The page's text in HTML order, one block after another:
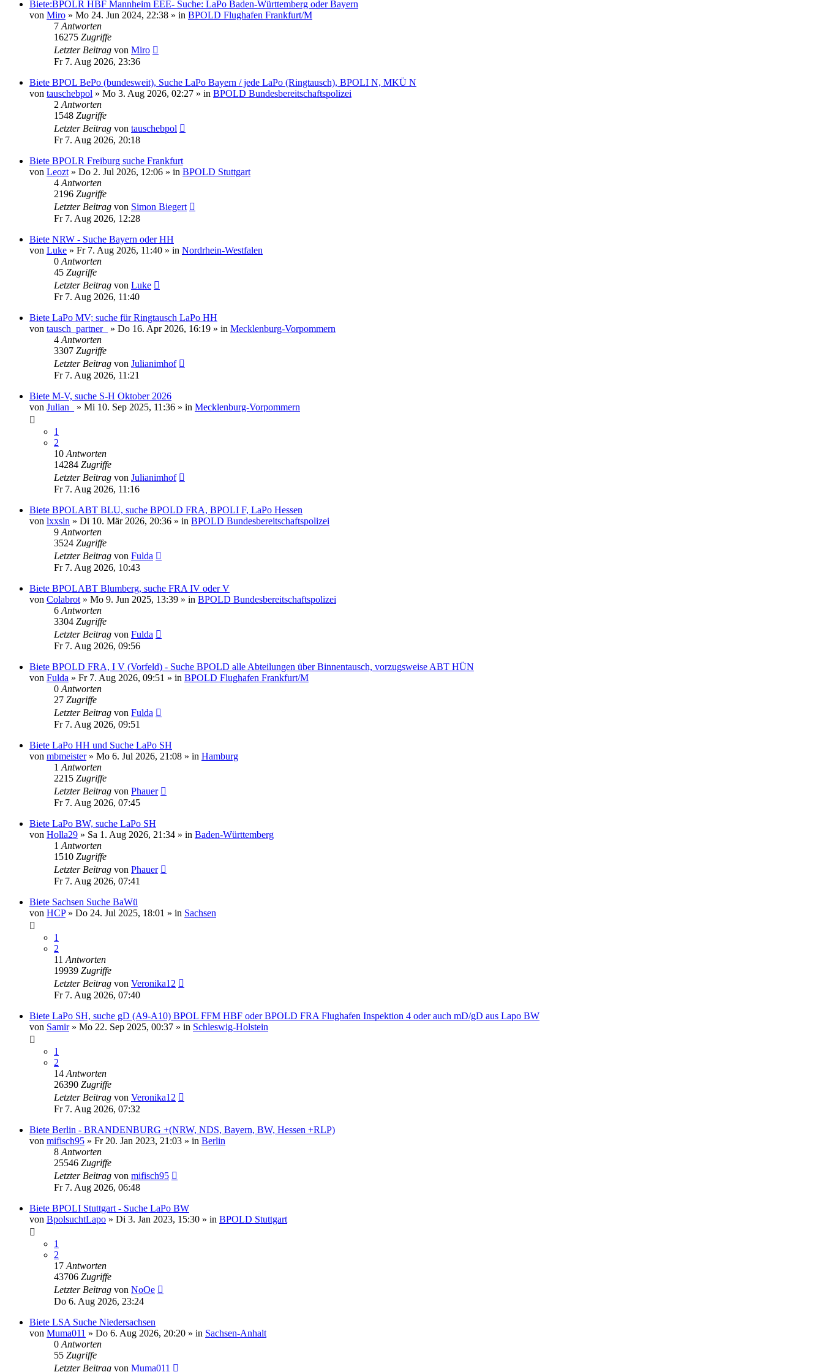
Biete:BPOLR HBF Mannheim EEE- Suche: LaPo Baden-Württemberg oder Bayern
von Miro » Mo 24. Jun 2024, 22:38 » in BPOLD Flughafen Frankfurt/M
7 Antworten
16275 Zugriffe
Letzter Beitrag von Miro
Fr 7. Aug 2026, 23:36
Biete BPOL BePo (bundesweit), Suche LaPo Bayern / jede LaPo (Ringtausch), BPOLI N, MKÜ N
von tauschebpol » Mo 3. Aug 2026, 02:27 » in BPOLD Bundesbereitschaftspolizei
2 Antworten
1548 Zugriffe
Letzter Beitrag von tauschebpol
Fr 7. Aug 2026, 20:18
Biete BPOLR Freiburg suche Frankfurt
von Leozt » Do 2. Jul 2026, 12:06 » in BPOLD Stuttgart
4 Antworten
2196 Zugriffe
Letzter Beitrag von Simon Biegert
Fr 7. Aug 2026, 12:28
Biete NRW - Suche Bayern oder HH
von Luke » Fr 7. Aug 2026, 11:40 » in Nordrhein-Westfalen
0 Antworten
45 Zugriffe
Letzter Beitrag von Luke
Fr 7. Aug 2026, 11:40
Biete LaPo MV; suche für Ringtausch LaPo HH
von tausch_partner_ » Do 16. Apr 2026, 16:19 » in Mecklenburg-Vorpommern
4 Antworten
3307 Zugriffe
Letzter Beitrag von Julianimhof
Fr 7. Aug 2026, 11:21
Biete M-V, suche S-H Oktober 2026
von Julian_ » Mi 10. Sep 2025, 11:36 » in Mecklenburg-Vorpommern
1
2
10 Antworten
14284 Zugriffe
Letzter Beitrag von Julianimhof
Fr 7. Aug 2026, 11:16
Biete BPOLABT BLU, suche BPOLD FRA, BPOLI F, LaPo Hessen
von lxxsln » Di 10. Mär 2026, 20:36 » in BPOLD Bundesbereitschaftspolizei
9 Antworten
3524 Zugriffe
Letzter Beitrag von Fulda
Fr 7. Aug 2026, 10:43
Biete BPOLABT Blumberg, suche FRA IV oder V
von Colabrot » Mo 9. Jun 2025, 13:39 » in BPOLD Bundesbereitschaftspolizei
6 Antworten
3304 Zugriffe
Letzter Beitrag von Fulda
Fr 7. Aug 2026, 09:56
Biete BPOLD FRA, I V (Vorfeld) - Suche BPOLD alle Abteilungen über Binnentausch, vorzugsweise ABT HÜN
von Fulda » Fr 7. Aug 2026, 09:51 » in BPOLD Flughafen Frankfurt/M
0 Antworten
27 Zugriffe
Letzter Beitrag von Fulda
Fr 7. Aug 2026, 09:51
Biete LaPo HH und Suche LaPo SH
von mbmeister» Mo 6. Jul 2026, 21:08 » in Hamburg
1 Antworten
2215 Zugriffe
Letzter Beitrag von Phauer
Fr 7. Aug 2026, 07:45
Biete LaPo BW, suche LaPo SH
von Holla29 » Sa 1. Aug 2026, 21:34 » in Baden-Württemberg
1 Antworten
1510 Zugriffe
Letzter Beitrag von Phauer
Fr 7. Aug 2026, 07:41
Biete Sachsen Suche BaWü
von HCP» Do 24. Jul 2025, 18:01 » in Sachsen
1
2
11 Antworten
19939 Zugriffe
Letzter Beitrag von Veronika12
Fr 7. Aug 2026, 07:40
Biete LaPo SH, suche gD (A9-A10) BPOL FFM HBF oder BPOLD FRA Flughafen Inspektion 4 oder auch mD/gD aus Lapo BW
von Samir» Mo 22. Sep 2025, 00:37 » in Schleswig-Holstein
1
2
14 Antworten
26390 Zugriffe
Letzter Beitrag von Veronika12
Fr 7. Aug 2026, 07:32
Biete Berlin - BRANDENBURG +(NRW, NDS, Bayern, BW, Hessen +RLP)
von mifisch95 » Fr 20. Jan 2023, 21:03 » in Berlin
8 Antworten
25546 Zugriffe
Letzter Beitrag von mifisch95
Fr 7. Aug 2026, 06:48
Biete BPOLI Stuttgart - Suche LaPo BW
von BpolsuchtLapo » Di 3. Jan 2023, 15:30 » in BPOLD Stuttgart
1
2
17 Antworten
43706 Zugriffe
Letzter Beitrag von NoOe
Do 6. Aug 2026, 23:24
Biete LSA Suche Niedersachsen
von Muma011 » Do 6. Aug 2026, 20:20 » in Sachsen-Anhalt
0 Antworten
55 Zugriffe
Letzter Beitrag von Muma011